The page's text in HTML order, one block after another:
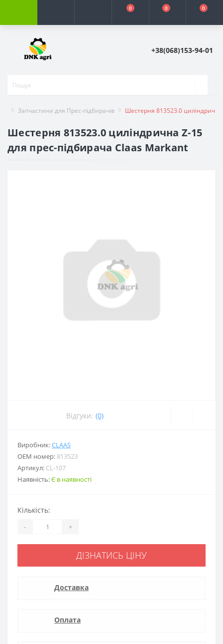
0 0 0
+38(068)153-94-01
Запчастини для Прес-підбирачів Шестерня 813523.0
Шестерня 813523.0 циліндрична Z-15
для прес-підбирача Claas Markant
Відгуки: (0)
Виробник:CLAAS
ОЕМ номер: 813523
Артикул: CL-107
Наявність:Є в наявності
Кількість:
- +
ДІЗНАТИСЬ ЦІНУ
Доставка
Оплата